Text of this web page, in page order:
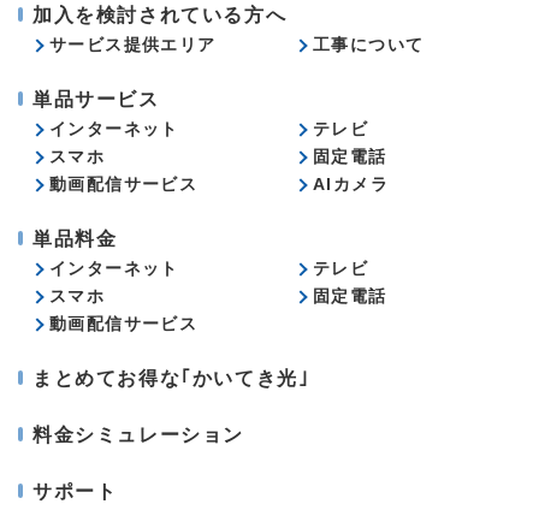
加入を検討されている方へ
サービス提供エリア 工事について
単品サービス
インターネット
テレビ
スマホ
固定電話
動画配信サービス
AIカメラ
単品料金
インターネット
テレビ
スマホ
固定電話
動画配信サービス
まとめてお得な｢かいてき光｣
料金シミュレーション
サポート